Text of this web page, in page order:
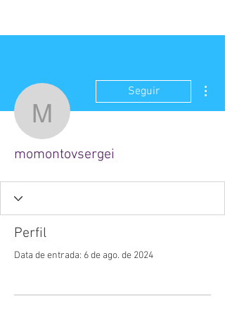
momontovsergei
Seguir
momontovsergei
Perfil
Data de entrada: 6 de ago. de 2024